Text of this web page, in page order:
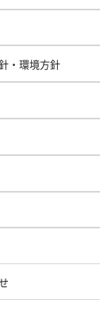
・環境方針